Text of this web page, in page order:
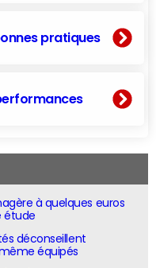
pratiques
à quelques euros
étude
déconseillent
équipés